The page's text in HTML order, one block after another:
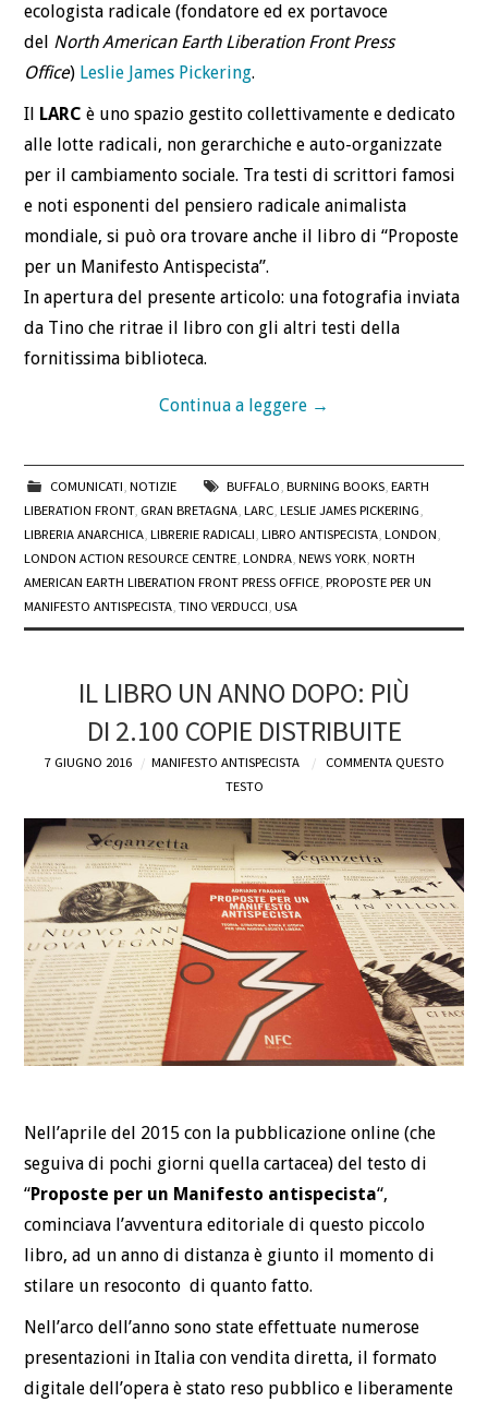
ecologista radicale (fondatore ed ex portavoce
del North American Earth Liberation Front Press
Office) Leslie James Pickering.
Il
LARC è uno spazio gestito collettivamente e dedicato
alle lotte radicali, non gerarchiche e auto-organizzate
per il cambiamento sociale. Tra testi di scrittori famosi
e noti esponenti del pensiero radicale animalista
mondiale, si può ora trovare anche il libro di “Proposte
per un Manifesto Antispecista”.
In apertura del presente articolo: una fotografia inviata
da Tino che ritrae il libro con gli altri testi della
fornitissima biblioteca.
Continua a leggere →
COMUNICATI, NOTIZIE BUFFALO, BURNING BOOKS, EARTH
LIBERATION FRONT, GRAN BRETAGNA,LARC,LESLIE JAMES PICKERING,
LIBRERIA ANARCHICA,LIBRERIE RADICALI,LIBRO ANTISPECISTA,LONDON,
LONDON ACTION RESOURCE CENTRE,LONDRA,NEWS YORK,NORTH
AMERICAN EARTH LIBERATION FRONT PRESS OFFICE,PROPOSTE PER UN
MANIFESTO ANTISPECISTA,TINO VERDUCCI,USA
IL LIBRO UN ANNO DOPO: PIÙ
DI 2.100 COPIE DISTRIBUITE
7 GIUGNO 2016 MANIFESTO ANTISPECISTA
COMMENTA QUESTO
TESTO
Nell’aprile del 2015 con la pubblicazione online (che
seguiva di pochi giorni quella cartacea) del testo di
“Proposte per un Manifesto antispecista“,
cominciava l’avventura editoriale di questo piccolo
libro, ad un anno di distanza è giunto il momento di
stilare un resoconto di quanto fatto.
Nell’arco dell’anno sono state effettuate numerose
presentazioni in Italia con vendita diretta, il formato
digitale dell’opera è stato reso pubblico e liberamente